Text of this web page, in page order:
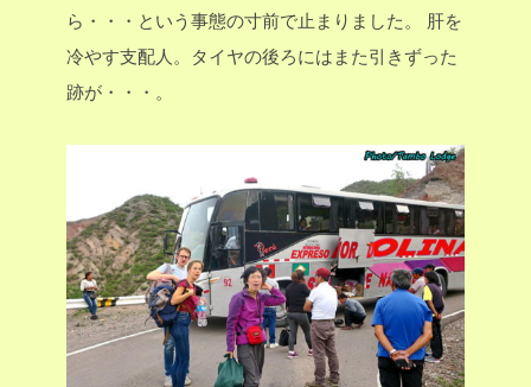
ら・・・という事態の寸前で止まりました。
肝を
冷やす支配人。タイヤの後ろにはまた引きずった
跡が・・・。